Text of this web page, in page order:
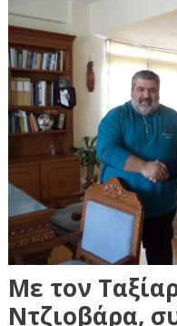
Με τον
Ντζιοβάρα,